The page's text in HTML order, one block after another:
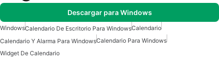
Descargar para Windows
WindowsCalendario De Escritorio Para WindowsCalendario
Calendario Y Alarma Para WindowsCalendario Para Windows
Widget De Calendario